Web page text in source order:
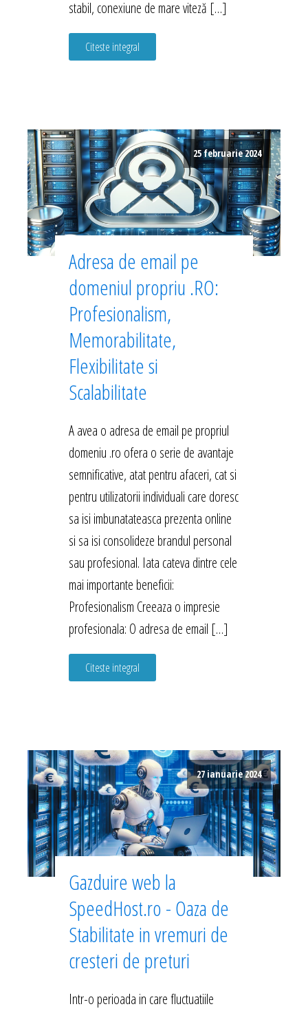
stabil, conexiune de mare viteză […]
Citeste integral
25 februarie 2024
Adresa de email pe
domeniul propriu .RO:
Profesionalism,
Memorabilitate,
Flexibilitate si
Scalabilitate
A avea o adresa de email pe propriul
domeniu .ro ofera o serie de avantaje
semnificative, atat pentru afaceri, cat si
pentru utilizatorii individuali care doresc
sa isi imbunatateasca prezenta online
si sa isi consolideze brandul personal
sau profesional. Iata cateva dintre cele
mai importante beneficii:
Profesionalism Creeaza o impresie
profesionala: O adresa de email […]
Citeste integral
27 ianuarie 2024
Gazduire web la
SpeedHost.ro - Oaza de
Stabilitate in vremuri de
cresteri de preturi
Intr-o perioada in care fluctuatiile